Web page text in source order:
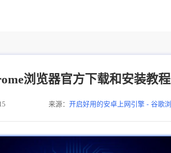
浏览器官方下载和安装教程
来源： 开启好用的安卓上网引擎 - 谷歌